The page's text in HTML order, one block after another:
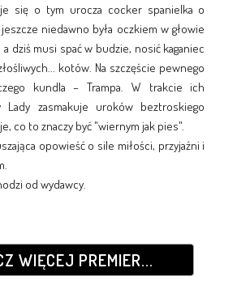
się o tym urocza cocker spanielka o
niedawno była oczkiem w głowie
dziś musi spać w budzie, nosić kaganiec
kotów. Na szczęście pewnego
kundla – Trampa. W trakcie ich
Lady zasmakuje uroków beztroskiego
co to znaczy być "wiernym jak pies".
opowieść o sile miłości, przyjaźni i
od wydawcy.
WIĘCEJ PREMIER...